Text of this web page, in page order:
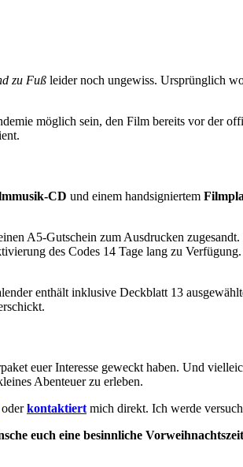
zu Fuß leider noch ungewiss. Ursprünglich
möglich sein, den Film bereits vor der
CD und einem handsigniertem
A5-Gutschein zum Ausdrucken
des Codes 14 Tage lang zu
enthält inklusive Deckblatt 13
euer Interesse geweckt haben. Und
Abenteuer zu erleben.
oderkontaktiertmich direkt. Ich werde
euch eine besinnliche